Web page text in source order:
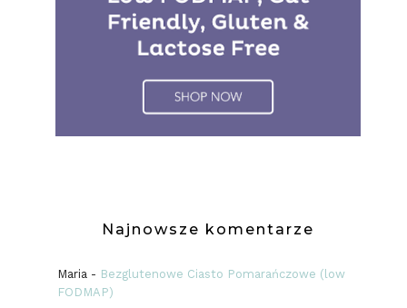
Najnowsze komentarze
Maria- Bezglutenowe Ciasto Pomarańczowe (low
FODMAP)